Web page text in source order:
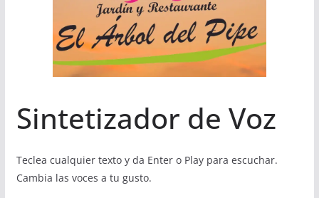
Sintetizador de Voz
Teclea cualquier texto y da Enter o Play para escuchar.
Cambia las voces a tu gusto.